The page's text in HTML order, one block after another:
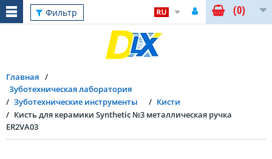
Фильтр (0)
Главная
Зуботехническая лаборатория
Зуботехнические инструменты
Кисти
Кисть для керамики Synthetic №3 металлическая ручка
ER2VA03